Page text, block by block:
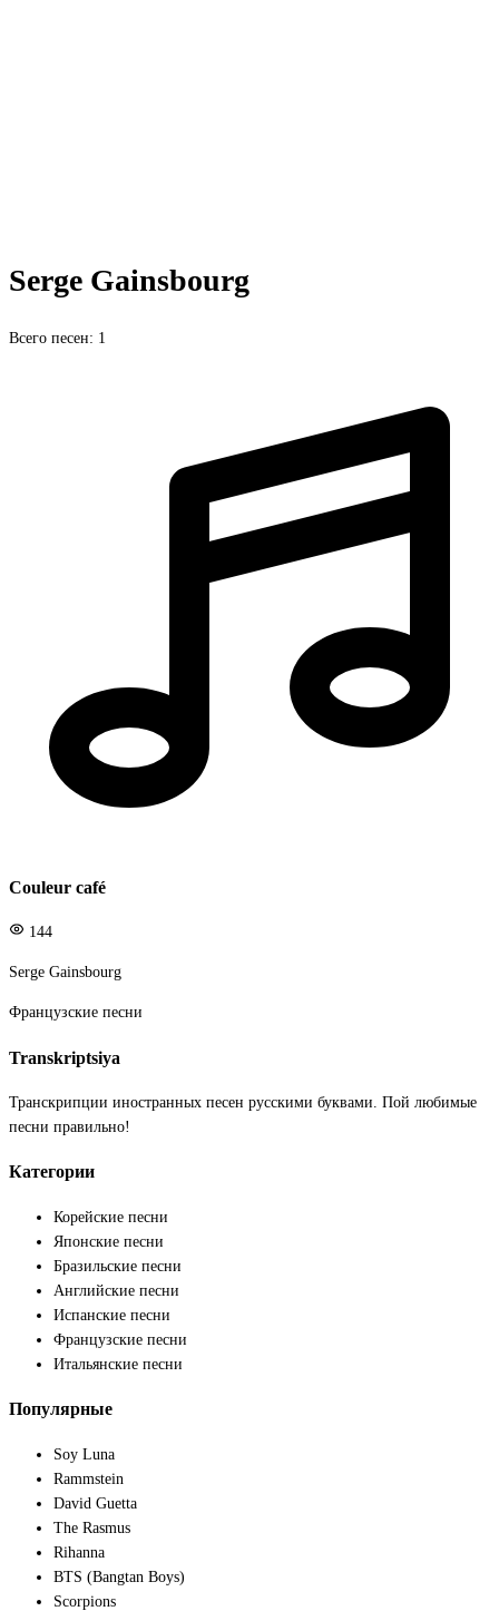
Serge Gainsbourg
Всего песен: 1
Couleur café
144
Serge Gainsbourg
Французские песни
Transkriptsiya
Транскрипции иностранных песен русскими буквами. Пой любимые
песни правильно!
Категории
Корейские песни
Японские песни
Бразильские песни
Английские песни
Испанские песни
Французские песни
Итальянские песни
Популярные
Soy Luna
Rammstein
David Guetta
The Rasmus
Rihanna
BTS (Bangtan Boys)
Scorpions